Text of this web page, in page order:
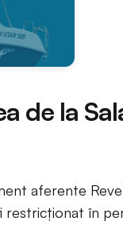
de la
aferente
restricționat în